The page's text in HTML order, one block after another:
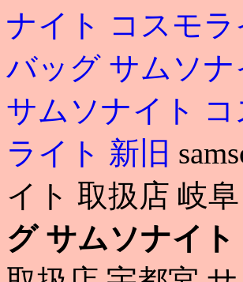
ナイト コスモ
バッグ サムソ
サムソナイト
ライト 新旧
イト 取扱店 岐阜
グ サムソナイ